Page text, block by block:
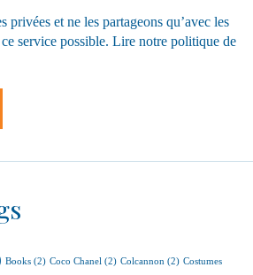
privées et ne les partageons qu’avec les
service possible. Lire notre politique de
Books (2) Coco Chanel (2) Colcannon (2) Costumes